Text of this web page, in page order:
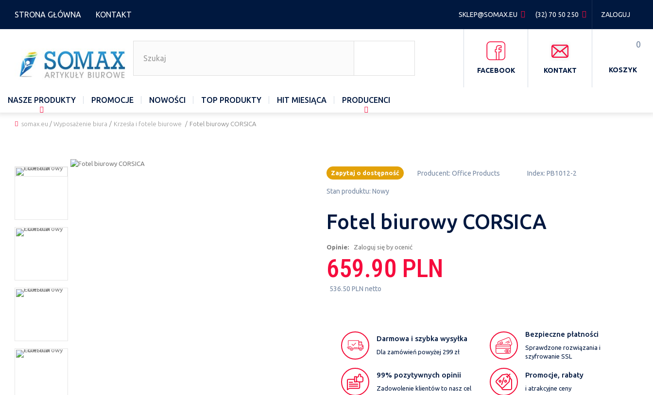
STRONA GŁÓWNA KONTAKT SKLEP@SOMAX.EU (32) 70 50 250 ZALOGUJ
FACEBOOK KONTAKT
0
KOSZYK
NASZE PRODUKTY PROMOCJE NOWOŚCI TOP PRODUKTY HIT MIESIĄCA PRODUCENCI
somax.eu / Wyposażenie biura / Krzesła i fotele biurowe / Fotel biurowy CORSICA
Zapytaj o dostępność Producent: Office Products Index: PB1012-2
Stan produktu: Nowy
Fotel biurowy CORSICA
Opinie: Zaloguj się by ocenić
659.90 PLN
536.50 PLN netto
Darmowa i szybka wysyłka
Dla zamówień powyżej 299 zł
Bezpieczne płatności
Sprawdzone rozwiązania i
szyfrowanie SSL
99% pozytywnych opinii
Zadowolenie klientów to nasz cel
Promocje, rabaty
i atrakcyjne ceny